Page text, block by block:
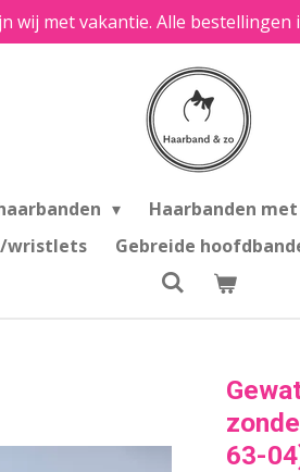
wij met vakantie. Alle
Haarbanden
wristlets Gebreide
63-